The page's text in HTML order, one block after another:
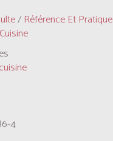
/ Référence Et Pratique
4